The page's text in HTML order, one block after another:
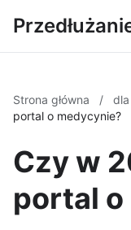
Strona główna /
portal o medycynie?
Czy w
portal